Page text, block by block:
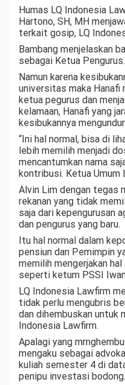
Humas LQ Indonesia
Hartono, SH, MH
terkait gosip, LQ
Bambang menjelaskan
sebagai Ketua Pengurus.
Namun karena
universitas maka Hanafi
ketua pegurus dan
kelamaan, Hanafi yang
kesibukannya
“Ini hal normal, bisa di
lebih memilih menjadi
mencantumkan nama
kontribusi. Ketua Umum
Alvin Lim dengan tegas
rekanan yang tidak
saja dari kepengurusan
dan pengurus yang baru.
Itu hal normal dalam
pensiun dan Pemimpin
memilih mengerjakan
seperti ketum PSSI
LQ Indonesia Lawfirm
tidak perlu mengubris
dan dihembuskan untuk
Indonesia Lawfirm.
Apalagi yang
mengaku sebagai
kuliah semester 4 di
penipu investasi bodong.